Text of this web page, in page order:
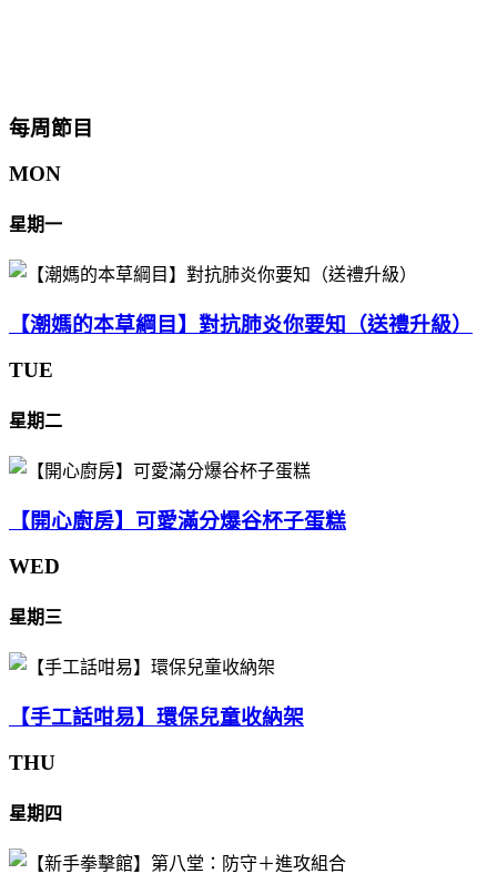
每周節目
MON
星期一
【潮媽的本草綱目】對抗肺炎你要知（送禮升級）
TUE
星期二
【開心廚房】可愛滿分爆谷杯子蛋糕
WED
星期三
【手工話咁易】環保兒童收納架
THU
星期四